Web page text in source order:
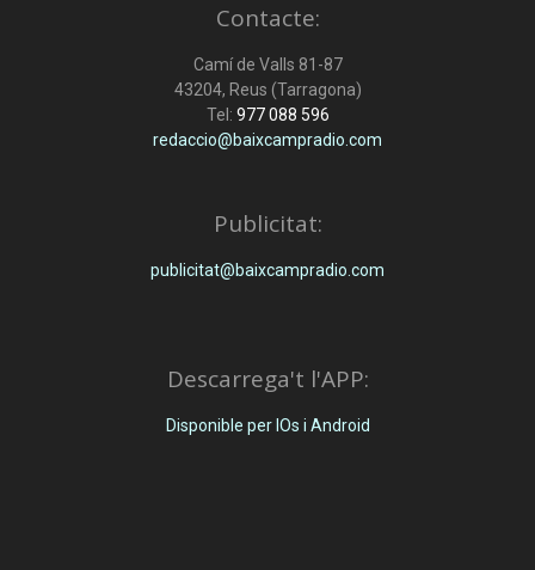
Contacte:
Camí de Valls 81-87
43204, Reus (Tarragona)
Tel: 977 088 596
redaccio@baixcampradio.com
Publicitat:
publicitat@baixcampradio.com
Descarrega't l'APP:
Disponible per IOs i Android